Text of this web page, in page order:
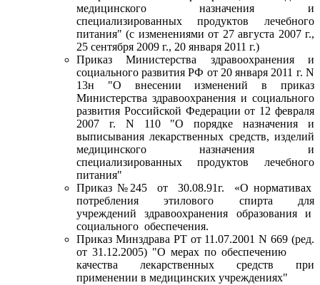
медицинского назначения и
специализированных продуктов лечебного
питания" (с изменениями от 27 августа 2007 г.,
25 сентября 2009 г., 20 января 2011 г.)
Приказ Министерства здравоохранения и
социального развития РФ от 20 января 2011 г. N
13н "О внесении изменений в приказ
Министерства здравоохранения и социального
развития Российской Федерации от 12 февраля
2007 г. N 110 "О порядке назначения и
выписывания лекарственных средств, изделий
медицинского назначения и
специализированных продуктов лечебного
питания"
Приказ №245 от 30.08.91г. «О нормативах
потребления этилового спирта для
учреждений здравоохранения образования и
социального обеспечения.
Приказ Минздрава РТ от 11.07.2001 N 669 (ред.
от 31.12.2005) "О мерах по обеспечению
качества лекарственных средств при
применении в медицинских учреждениях"